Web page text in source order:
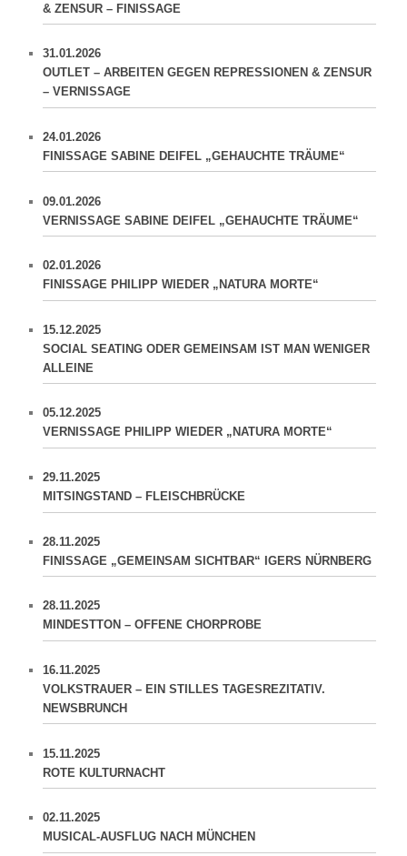
& ZENSUR – FINISSAGE
31.01.2026
OUTLET – ARBEITEN GEGEN REPRESSIONEN & ZENSUR
– VERNISSAGE
24.01.2026
FINISSAGE SABINE DEIFEL „GEHAUCHTE TRÄUME“
09.01.2026
VERNISSAGE SABINE DEIFEL „GEHAUCHTE TRÄUME“
02.01.2026
FINISSAGE PHILIPP WIEDER „NATURA MORTE“
15.12.2025
SOCIAL SEATING ODER GEMEINSAM IST MAN WENIGER
ALLEINE
05.12.2025
VERNISSAGE PHILIPP WIEDER „NATURA MORTE“
29.11.2025
MITSINGSTAND – FLEISCHBRÜCKE
28.11.2025
FINISSAGE „GEMEINSAM SICHTBAR“ IGERS NÜRNBERG
28.11.2025
MINDESTTON – OFFENE CHORPROBE
16.11.2025
VOLKSTRAUER – EIN STILLES TAGESREZITATIV.
NEWSBRUNCH
15.11.2025
ROTE KULTURNACHT
02.11.2025
MUSICAL-AUSFLUG NACH MÜNCHEN